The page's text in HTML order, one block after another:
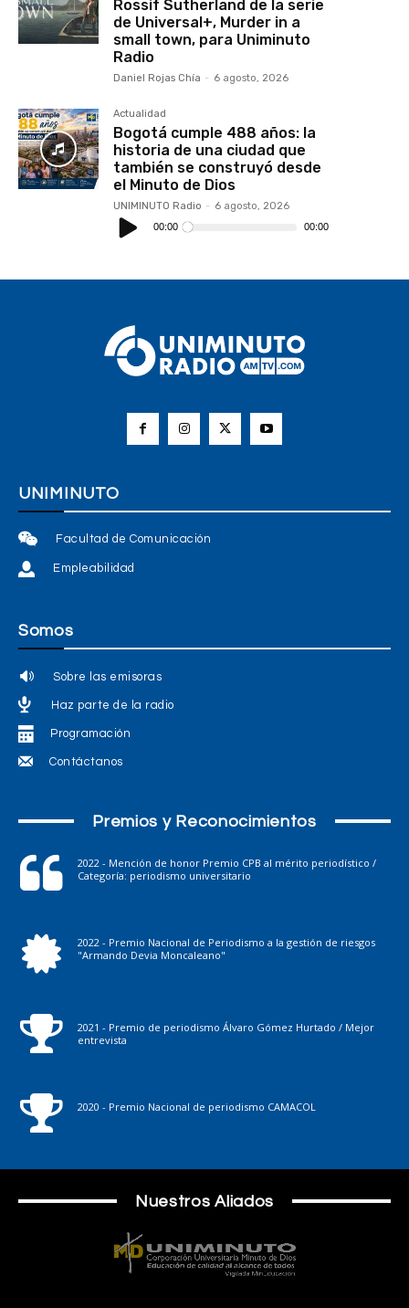
Rossif Sutherland de la serie
de Universal+, Murder in a
small town, para Uniminuto
Radio
Daniel Rojas Chía - 6 agosto, 2026
Actualidad
Bogotá cumple 488 años: la
historia de una ciudad que
también se construyó desde
el Minuto de Dios
UNIMINUTO Radio - 6 agosto, 2026
Reproductor
de
audio
00:00 00:00
UNIMINUTO
Facultad de Comunicación
Empleabilidad
Somos
Sobre las emisoras
Haz parte de la radio
Programación
Contáctanos
Premios y Reconocimientos
2022 - Mención de honor Premio CPB al mérito periodístico /
Categoría: periodismo universitario
2022 - Premio Nacional de Periodismo a la gestión de riesgos
"Armando Devia Moncaleano"
2021 - Premio de periodismo Álvaro Gómez Hurtado / Mejor
entrevista
2020 - Premio Nacional de periodismo CAMACOL
Nuestros Aliados